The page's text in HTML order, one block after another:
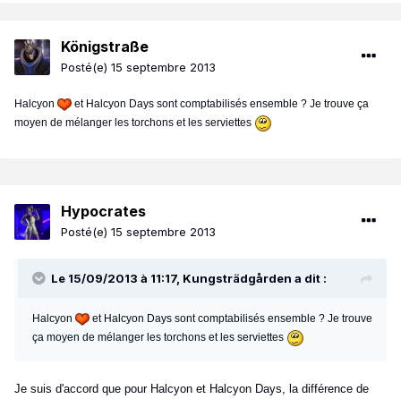
Königstraße
Posté(e) 15 septembre 2013
Halcyon
et Halcyon Days sont comptabilisés ensemble ? Je trouve ça
moyen de mélanger les torchons et les serviettes
Hypocrates
Posté(e) 15 septembre 2013
Le 15/09/2013 à 11:17, Kungsträdgården a dit :
Halcyon
et Halcyon Days sont comptabilisés ensemble ? Je trouve
ça moyen de mélanger les torchons et les serviettes
Je suis d'accord que pour Halcyon et Halcyon Days, la différence de